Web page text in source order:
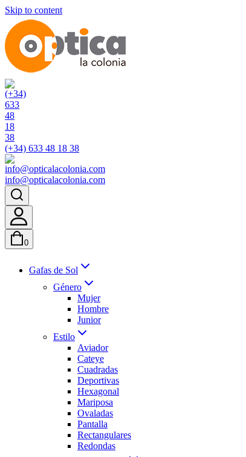
Skip to content
(+34) 633 48 18 38
info@opticalacolonia.com
0
Gafas de Sol
Género
Mujer
Hombre
Junior
Estilo
Aviador
Cateye
Cuadradas
Deportivas
Hexagonal
Mariposa
Ovaladas
Pantalla
Rectangulares
Redondas